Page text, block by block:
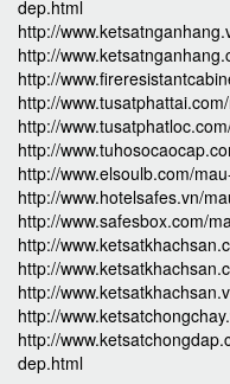
dep.html
http://
http://
http://
http://
http://
http://
http://www.elsoulb.com/
http://www.hotelsafes.vn/
http://www.safesbox.com/
http://
http://
http://
http://
http://
dep.html